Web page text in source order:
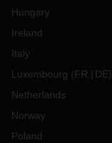
Hungary
Ireland
Italy
Luxembourg (FR DE)
Netherlands
Norway
Poland